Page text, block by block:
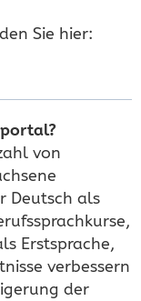
Sie hier:
von
Deutsch als
Erstsprache,
verbessern
der